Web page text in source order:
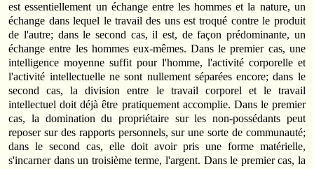
est essentiellement un échange entre les hommes et la nature, un
échange dans lequel le travail des uns est troqué contre le produit
de l'autre; dans le second cas, il est, de façon prédominante, un
échange entre les hommes eux-mêmes. Dans le premier cas, une
intelligence moyenne suffit pour l'homme, l'activité corporelle et
l'activité intellectuelle ne sont nullement séparées encore; dans le
second cas, la division entre le travail corporel et le travail
intellectuel doit déjà être pratiquement accomplie. Dans le premier
cas, la domination du propriétaire sur les non-possédants peut
reposer sur des rapports personnels, sur une sorte de communauté;
dans le second cas, elle doit avoir pris une forme matérielle,
s'incarner dans un troisième terme, l'argent. Dans le premier cas, la